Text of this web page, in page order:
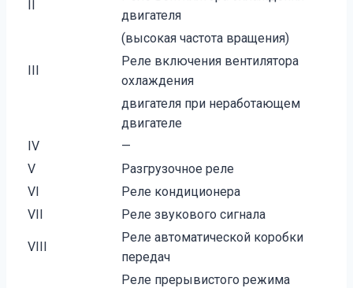
двигателя
(высокая частота вращения)
Реле включения вентилятора
охлаждения
двигателя при неработающем
двигателе
IV
—
V
Разгрузочное реле
VI
Реле кондиционера
VII
Реле звукового сигнала
VIII
Реле автоматической коробки
передач
Реле прерывистого режима